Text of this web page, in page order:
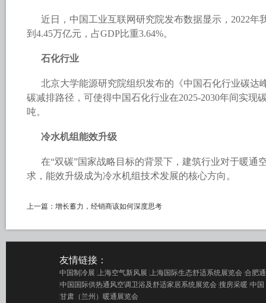
近日，中国工业互联网研究院发布数据显示，2022年
到4.45万亿元，占GDP比重3.64%。
石化行业
北京大学能源研究院组织发布的《中国石化行业碳达
碳减排路径，可使得中国石化行业在2025-2030年间实现
吨。
冷水机组能效升级
在“双碳”国家战略目标的背景下，建筑行业对于暖通
求，能效升级成为冷水机组技术发展的核心方向。
上一篇： 增长蓄力，经销商该如何深度思考
友情链接：
中国制冷展 上海空气新风展 上海国际生态舒适系统展览会 合肥
中国国际供热通风空调卫浴及舒适家居系统展览会 搜房采暖 中国
甘肃（兰州）暖通展览会